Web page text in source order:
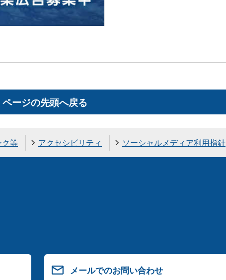
ページの先頭へ戻る
等 アクセシビリティ ソーシャルメディア利用指針
メールでのお問い合わせ